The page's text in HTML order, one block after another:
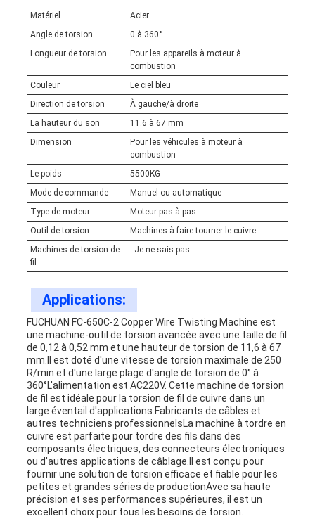
Matériel
Acier
Angle de torsion
0 à 360°
Longueur de torsion
Pour les appareils à moteur à
combustion
Couleur
Le ciel bleu
Direction de torsion
À gauche/à droite
La hauteur du son
11.6 à 67 mm
Dimension
Pour les véhicules à moteur à
combustion
Le poids
5500KG
Mode de commande
Manuel ou automatique
Type de moteur
Moteur pas à pas
Outil de torsion
Machines à faire tourner le cuivre
Machines de torsion de
fil
- Je ne sais pas.
Applications:
FUCHUAN FC-650C-2 Copper Wire Twisting Machine est
une machine-outil de torsion avancée avec une taille de fil
de 0,12 à 0,52 mm et une hauteur de torsion de 11,6 à 67
mm.Il est doté d'une vitesse de torsion maximale de 250
R/min et d'une large plage d'angle de torsion de 0° à
360°L'alimentation est AC220V. Cette machine de torsion
de fil est idéale pour la torsion de fil de cuivre dans un
large éventail d'applications.Fabricants de câbles et
autres techniciens professionnelsLa machine à tordre en
cuivre est parfaite pour tordre des fils dans des
composants électriques, des connecteurs électroniques
ou d'autres applications de câblage.Il est conçu pour
fournir une solution de torsion efficace et fiable pour les
petites et grandes séries de productionAvec sa haute
précision et ses performances supérieures, il est un
excellent choix pour tous les besoins de torsion.